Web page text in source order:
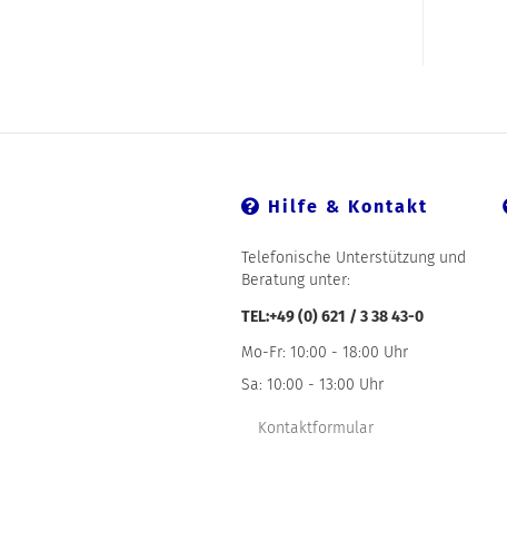
Hilfe & Kontakt
Telefonische Unterstützung und
Beratung unter:
TEL:+49 (0) 621 / 3 38 43-0
Mo-Fr: 10:00 - 18:00 Uhr
Sa: 10:00 - 13:00 Uhr
Kontaktformular